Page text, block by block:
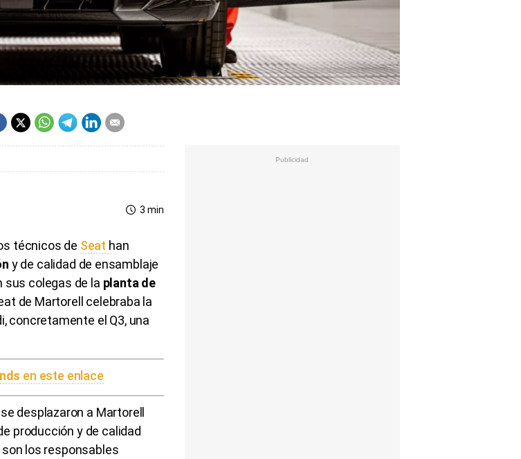
3 min
técnicos de Seat han
y de calidad de ensamblaje
sus colegas de la planta de
de Martorell celebraba la
concretamente el Q3, una
en este enlace
desplazaron a Martorell
producción y de calidad
los responsables